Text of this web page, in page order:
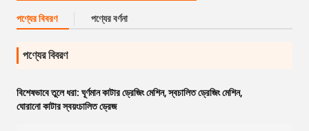
পণ্যের বিবরণ পণ্যের বর্ণনা
পণ্যের বিবরণ
বিশেষভাবে তুলে ধরা: ঘূর্ণমান কাটার ড্রেজিং মেশিন,স্বচালিত ড্রেজিং মেশিন,
ঘোরানো কাটার স্বয়ংচালিত ড্রেজ